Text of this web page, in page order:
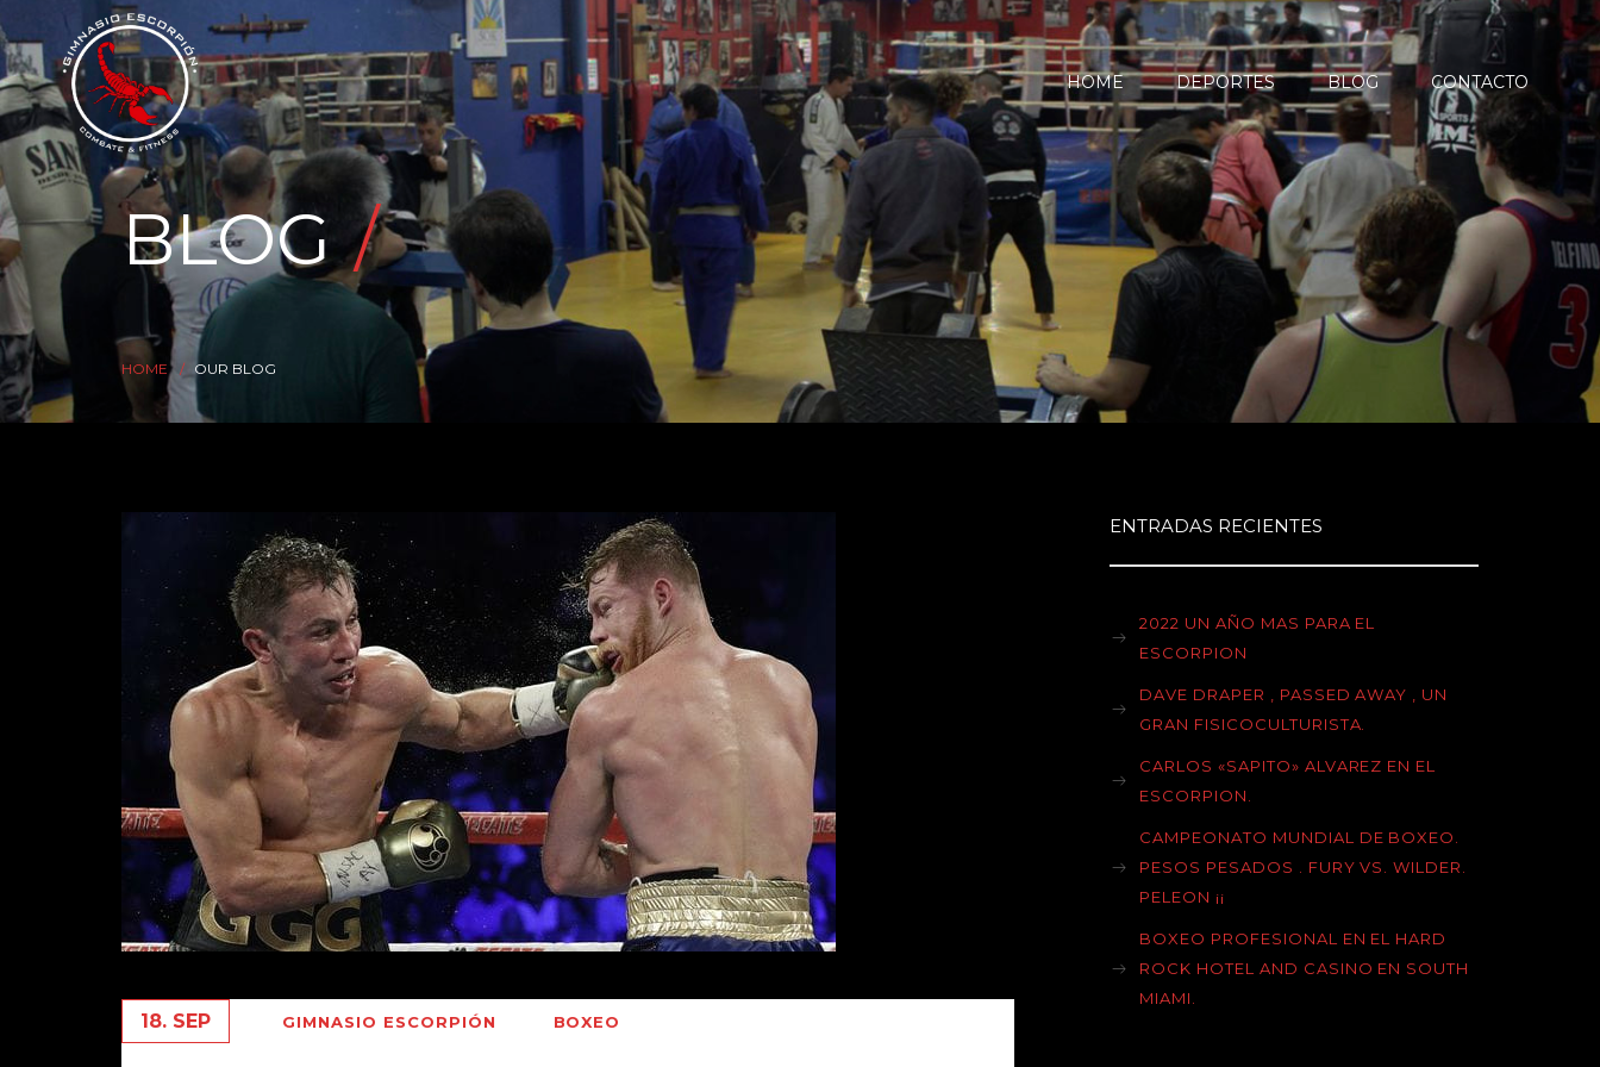
HOME DEPORTES BLOG CONTACTO
BLOG
HOME OUR BLOG
18. SEP GIMNASIO ESCORPIÓN BOXEO
ENTRADAS RECIENTES
2022 UN AÑO MAS PARA EL
ESCORPION
DAVE DRAPER , PASSED AWAY , UN
GRAN FISICOCULTURISTA.
CARLOS «SAPITO» ALVAREZ EN EL
ESCORPION.
CAMPEONATO MUNDIAL DE BOXEO.
PESOS PESADOS . FURY VS. WILDER.
PELEON ¡¡
BOXEO PROFESIONAL EN EL HARD
ROCK HOTEL AND CASINO EN SOUTH
MIAMI.